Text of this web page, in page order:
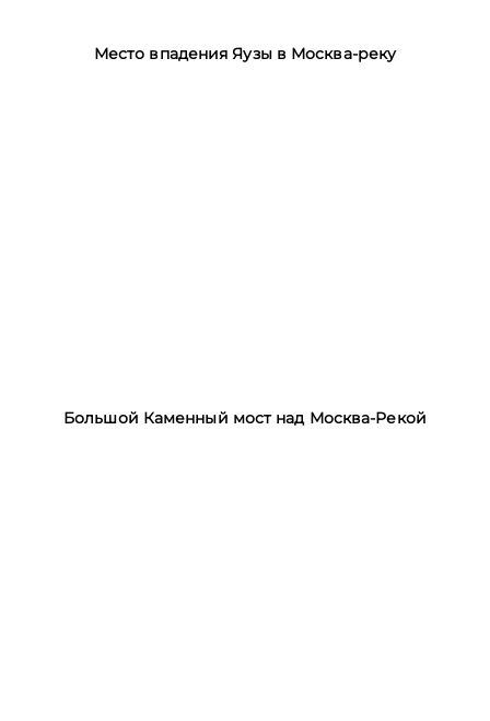
Место впадения Яузы в Москва-реку
Большой Каменный мост над Москва-Рекой